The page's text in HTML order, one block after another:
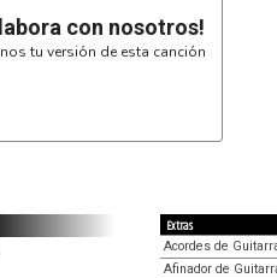
con nosotros!
tu versión de esta canción
Extras
Acordes de
Afinador de